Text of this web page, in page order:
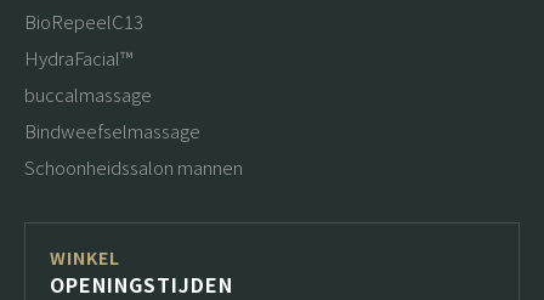
BioRepeelC13
HydraFacial™
buccalmassage
Bindweefselmassage
Schoonheidssalon mannen
WINKEL
OPENINGSTIJDEN